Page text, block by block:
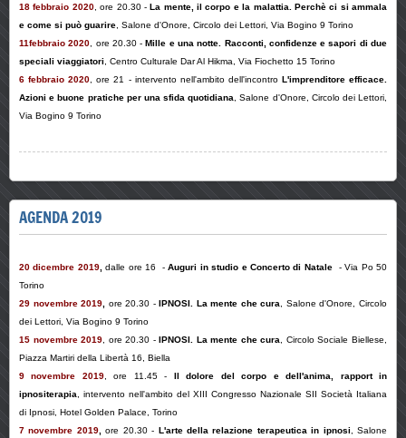
18 febbraio 2020, ore 20.30 -La mente, il corpo e la malattia. Perchè ci si ammala
e come si può guarire , Salone d'Onore, Circolo dei Lettori, Via Bogino 9 Torino
11febbraio 2020 , ore 20.30 -Mille e una notte. Racconti, confidenze e sapori di due
speciali viaggiatori , Centro Culturale Dar Al Hikma, Via Fiochetto 15 Torino
6 febbraio 2020 , ore 21 - intervento nell'ambito dell'incontro L'imprenditore efficace.
Azioni e buone pratiche per una sfida quotidiana
, Salone d'Onore, Circolo dei Lettori,
Via Bogino 9 Torino
AGENDA 2019
20 dicembre 2019,dalle ore 16 -Auguri in studio e Concerto di Natale - Via Po 50
Torino
29 novembre 2019
ore 20.30 -IPNOSI. La mente che cura
Salone d'Onore, Circolo
dei Lettori, Via Bogino 9 Torino
15 novembre 2019 , ore 20.30 - IPNOSI. La mente che cura
, Circolo Sociale Biellese,
Piazza Martiri della Libertà 16, Biella
9 novembre 2019,ore 11.45- Il dolore del corpo e dell'anima, rapport in
ipnositerapia , intervento nell'ambito del XIII Congresso Nazionale SII Società Italiana
di Ipnosi, Hotel Golden Palace, Torino
7 novembre 2019, ore 20.30 - L'arte della relazione terapeutica in ipnosi ,Salone